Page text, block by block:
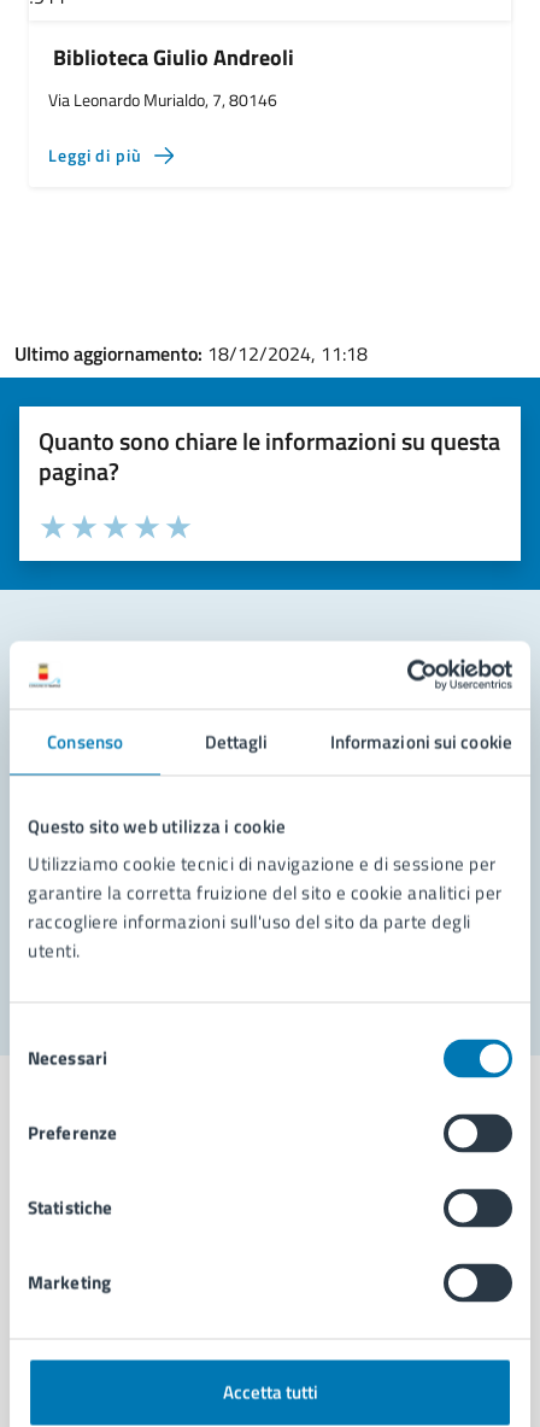
Consenso Dettagli Informazioni sui cookie
Questo sito web utilizza i cookie
Utilizziamo cookie tecnici di navigazione e di sessione per
garantire la corretta fruizione del sito e cookie analitici per
raccogliere informazioni sull'uso del sito da parte degli
utenti.
delNecessari
Preferenze
Statistiche
Marketing
Accetta tutti
Biblioteca Giulio Andreoli
Via Leonardo Murialdo, 7, 80146
Leggi di più
Ultimo aggiornamento: 18/12/2024, 11:18
Quanto sono chiare le informazioni su questa
pagina?
Valuta la chiarezza delle informazioni (da 1 a 5 stelle)
Seleziona il numero di stelle per valutare la chiarezza delle
Valuta 5 stelle su 5
Valuta 4 stelle su 5
Valuta 3 stelle su 5
Valuta 2 stelle su 5
Valuta 1 stelle su 5
Contatta il comune
Leggi le domande frequenti
Prenota appuntamento
Problemi in città
Aree amministrative
Municipalità